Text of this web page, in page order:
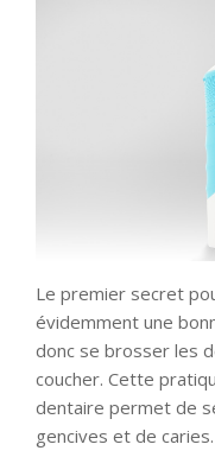
Le premier secret
évidemment une
donc se brosser les
coucher. Cette
dentaire permet de
gencives et de